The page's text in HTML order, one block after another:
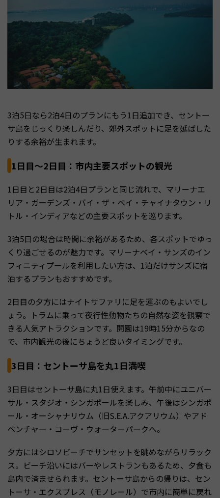
3泊5日なら2泊4日のプランにもう1日追加でき、セントー
サ島をじっくり楽しんだり、郊外スポットに足を延ばした
りする余裕が生まれます。
1日目〜2日目：市内主要スポットの観光
1日目と2日目は2泊4日プランと同じ流れで、マリーナエ
リア・ガーデンズ・バイ・ザ・ベイ・チャイナタウン・リ
トル・インディアなどの主要スポットを巡ります。
3泊5日の場合は時間に余裕があるため、各スポットでゆっ
くり過ごせるのが魅力です。マリーナベイ・サンズのイン
フィニティプールを利用したい方は、1泊だけサンズに宿
泊するプランもおすすめです。
2日目の夕方にはナイトサファリに足を運ぶのもよいでし
ょう。トラムに乗って夜行性動物たちの自然な姿を観察で
きる人気アトラクションです。開園は19時15分からなの
で、市内観光の後にちょうど良いタイミングです。
3日目：セントーサ島を丸1日満喫
3日目はセントーサ島に丸1日使えます。午前中にユニバー
サル・スタジオ・シンガポールを楽しみ、午後はシンガポ
ール・オーシャナリウム（旧S.E.A.アクアリウム）やアド
ベンチャー・コーヴ・ウォーターパークへ。
夕方にはシロソビーチでサンセットを眺めながらリラック
ス。ビーチ沿いにはバーやレストランもあるため、夕食も
島内で済ませられます。セントーサ島からの帰りは、セン
トーサ・エクスプレス（モノレール）で市内に簡単に戻れ